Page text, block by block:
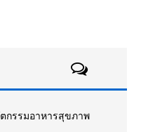
กรรมอาหารสุขภาพ